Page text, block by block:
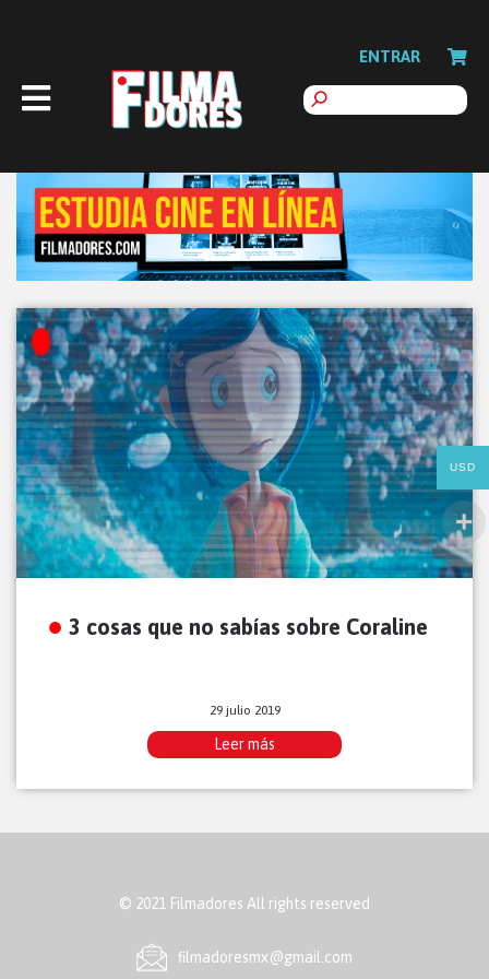
ENTRAR
3 cosas que no sabías sobre Coraline
29 julio 2019
Leer más
© 2021 Filmadores All rights reserved
ﬁlmadoresmx@gmail.com
USD